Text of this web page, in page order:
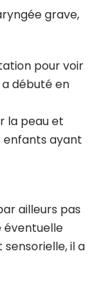
grave,
pour voir
débuté en
la peau et
enfants ayant
ailleurs pas
éventuelle
il a